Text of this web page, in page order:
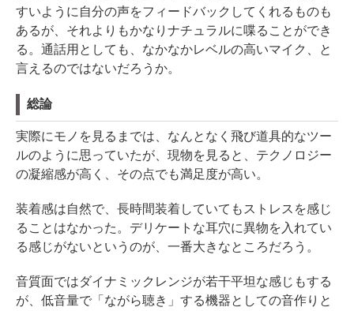
すいように自分の声をフィードバックしてくれるものも
あるが、それよりもかなりナチュラルに喋ることができ
る。通話用としても、なかなかレベルの高いマイク、と
言えるのではないだろうか。
総論
実際にモノを見るまでは、なんとなく飛び道具的なツー
ルのように思っていたが、現物を見ると、テクノロジー
の凝縮感が高く、その点でも満足度が高い。
装着感は自然で、長時間装着していてもストレスを感じ
ることはなかった。デリケートな耳穴に異物を入れてい
る感じがないというのが、一番大きなところだろう。
音質面ではダイナミックレンジが若干平坦な感じもする
が、低音量で「ながら聴き」する機器としての音作りと